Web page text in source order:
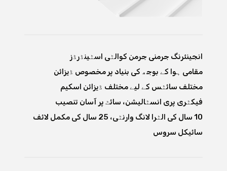
انجینئرنگ جرمنی جرمن کوالٹی اسٹینڈرڈز
مقامی ہوا کے بوجھ کی بنیاد پر مخصوص ڈیزائن
مختلف سائٹس کے لیے مختلف ڈیزائن اسکیم
فیکٹری پری انسٹالیشن، سائٹ پر آسان تنصیب
10 سال کی الٹرا لانگ وارنٹی، 25 سال کی مکمل لائف
سائیکل سروس